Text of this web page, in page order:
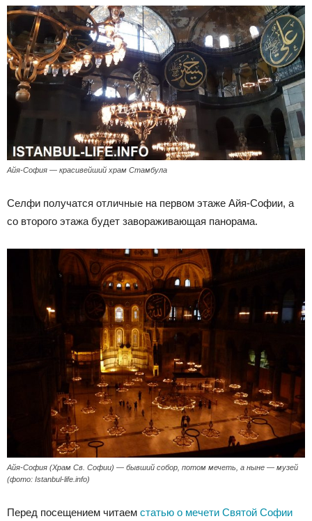
Айя-София — красивейший храм Стамбула
Селфи получатся отличные на первом этаже Айя-Софии, а
со второго этажа будет завораживающая панорама.
Айя-София (Храм Св. Софии) — бывший собор, потом мечеть, а ныне — музей
(фото: Istanbul-life.info)
Перед посещением читаем статью о мечети Святой Софии